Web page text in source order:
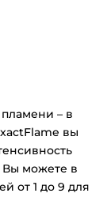
– в
вы
Вы можете в
от 1 до 9 для